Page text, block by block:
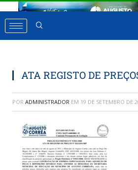
ATA REGISTO DE
POR ADMINISTRADOR EM 19 DE SETEMBRO DE